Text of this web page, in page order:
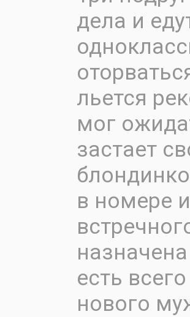
дела и
льется
мог
застает
в номере
есть
нового